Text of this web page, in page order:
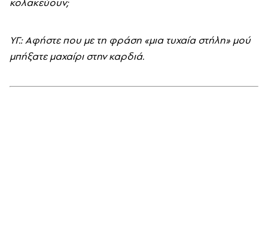
YΓ.: Aφήστε που με τη φράση «μια τυχαία στήλη» μού
μπήξατε μαχαίρι στην καρδιά.